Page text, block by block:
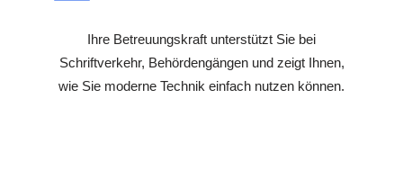
Ihre Betreuungskraft unterstützt Sie bei
Schriftverkehr, Behördengängen und zeigt Ihnen,
wie Sie moderne Technik einfach nutzen können.